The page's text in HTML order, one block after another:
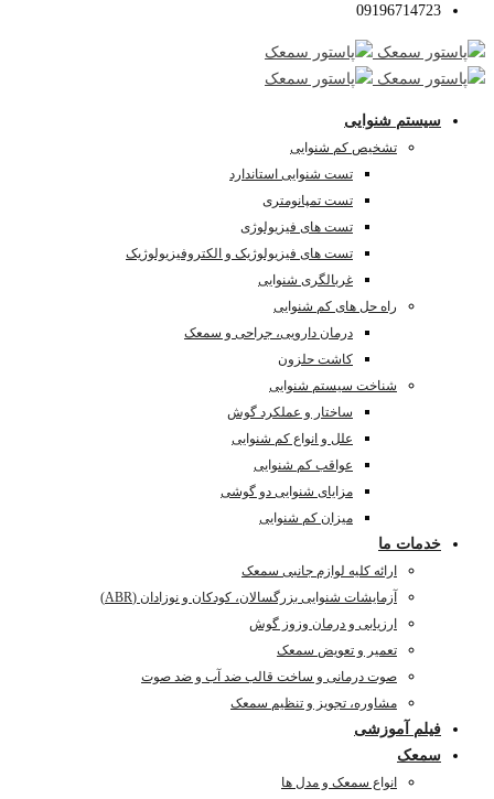
09196714723
سیستم شنوایی
تشخیص کم شنوایی
تست شنوایی استاندارد
تست تمپانومتری
تست های فیزیولوژی
تست های فیزیولوژیک و الکتروفیزیولوژیک
غربالگری شنوایی
راه حل های کم شنوایی
درمان دارویی، جراحی و سمعک
کاشت حلزون
شناخت سیستم شنوایی
ساختار و عملکرد گوش
علل و انواع کم شنوایی
عواقب کم شنوایی
مزایای شنوایی دو گوشی
میزان کم شنوایی
خدمات ما
ارائه کلیه لوازم جانبی سمعک
آزمایشات شنوایی بزرگسالان، کودکان و نوزادان (ABR)
ارزیابی و درمان وزوز گوش
تعمیر و تعویض سمعک
صوت درمانی و ساخت قالب ضد آب و ضد صوت
مشاوره، تجویز و تنظیم سمعک
فیلم آموزشی
سمعک
انواع سمعک و مدل ها